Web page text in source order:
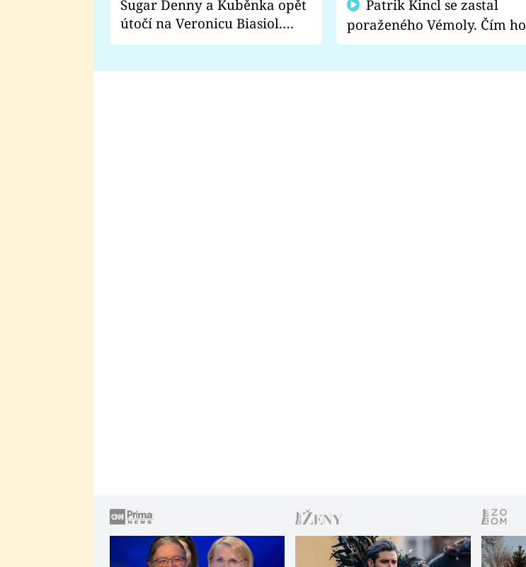
Sugar Denny a Kuběnka opět
útočí na Veronicu Biasiol.
Proč je podle nich falešná a
poraženého Vémoly. Čím ho
fanoušci naštvali?